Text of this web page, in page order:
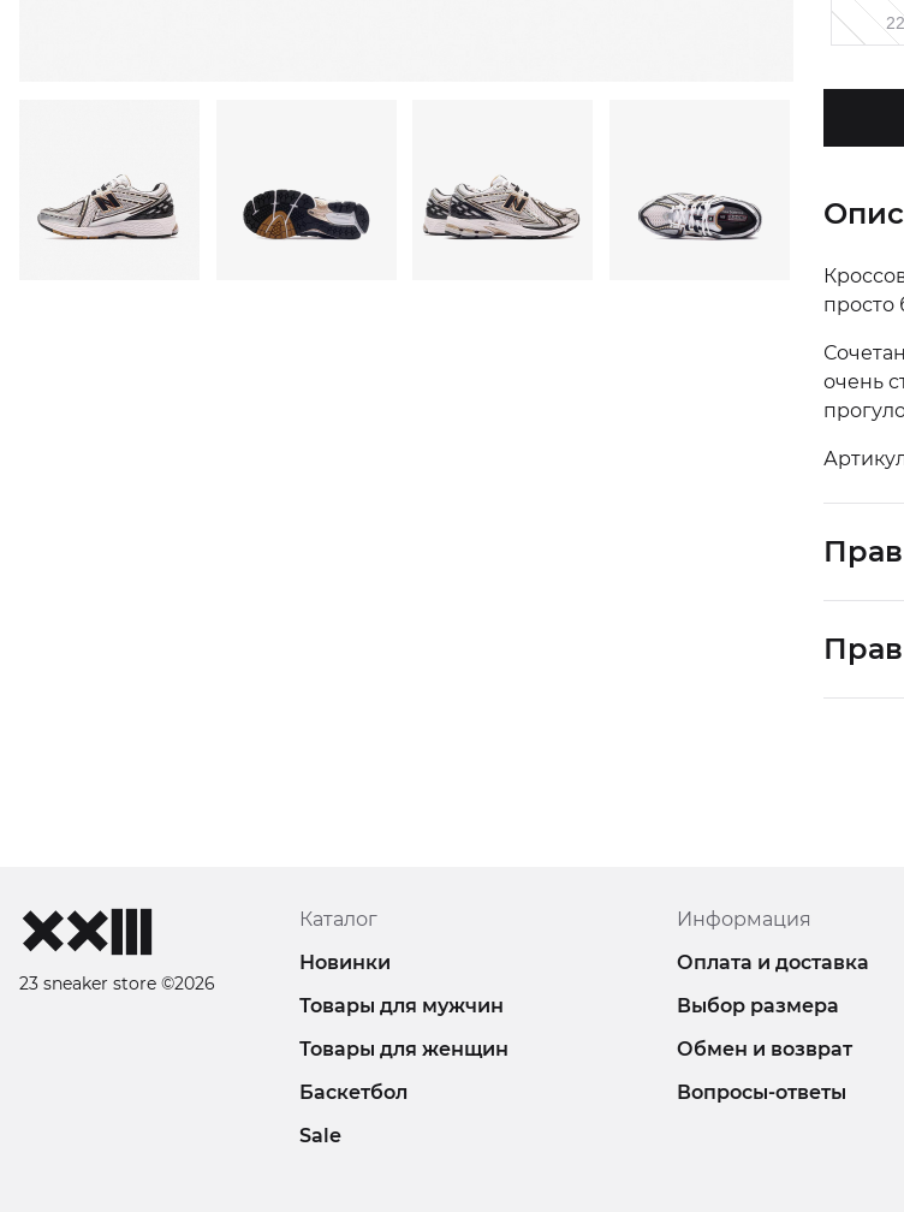
просто
очень
23 sneaker store ©2026
Каталог
Новинки
Товары для мужчин
Товары для женщин
Баскетбол
Sale
Информация
Оплата и доставка
Выбор размера
Обмен и возврат
Вопросы-ответы